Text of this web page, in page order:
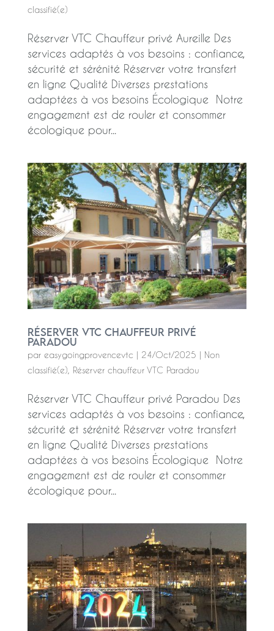
classifié(e)
Réserver VTC Chauffeur privé Aureille Des
services adaptés à vos besoins : confiance,
sécurité et sérénité Réserver votre transfert
en ligne Qualité Diverses prestations
adaptées à vos besoins Écologique Notre
engagement est de rouler et consommer
écologique pour...
Réserver VTC Chauffeur privé
Paradou
par easygoingprovencevtc | 24/Oct/2025 | Non
classifié(e) Réserver chauffeur VTC Paradou
Réserver VTC Chauffeur privé Paradou Des
services adaptés à vos besoins : confiance,
sécurité et sérénité Réserver votre transfert
en ligne Qualité Diverses prestations
adaptées à vos besoins Écologique Notre
engagement est de rouler et consommer
écologique pour...